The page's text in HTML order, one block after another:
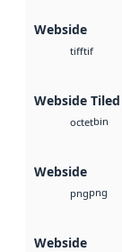
Webside
tifftif
Webside Tiled
octetbin
Webside
pngpng
Webside